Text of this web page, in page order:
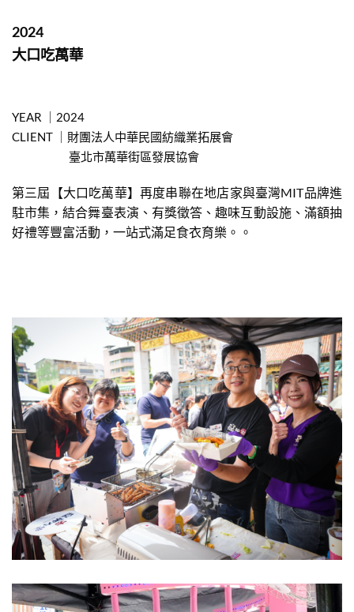
2024
大口吃萬華
YEAR ｜2024
CLIENT ｜財團法人中華民國紡織業拓展會
臺北市萬華街區發展協會
第三屆【大口吃萬華】再度串聯在地店家與臺灣MIT品牌進
駐市集，結合舞臺表演、有獎徵答、趣味互動設施、滿額抽
好禮等豐富活動，一站式滿足食衣育樂。 。